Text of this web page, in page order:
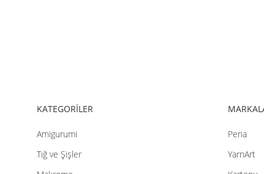
KATEGORİLER
Amigurumi
Tığ ve Şişler
Peria
YarnArt